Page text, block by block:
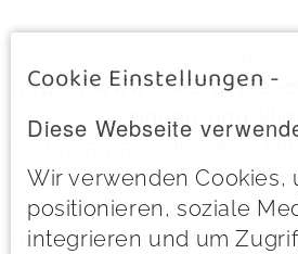
https://www.fibl.org/
boden-und-
retten?“, Dr.
(3)https://
oesterreich-bis-2040-
Cookie Einstellungen -
Diese Webseite
Wir verwenden Cookies,
positionieren, soziale
integrieren und um